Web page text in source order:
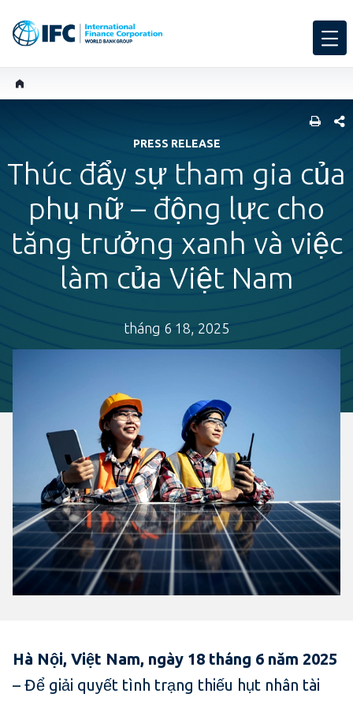
PRESS RELEASE
Thúc đẩy sự tham gia của
phụ nữ – động lực cho
tăng trưởng xanh và việc
làm của Việt Nam
tháng 6 18, 2025
Hà Nội, Việt Nam, ngày 18 tháng 6 năm 2025
– Để giải quyết tình trạng thiếu hụt nhân tài